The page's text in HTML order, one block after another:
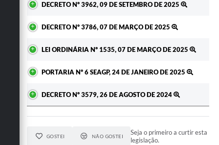
DECRETO Nº 3962, 09 DE SETEMBRO DE 2025
DECRETO Nº 3786, 07 DE MARÇO DE 2025
LEI ORDINÁRIA Nº 1535, 07 DE MARÇO DE 2025
PORTARIA Nº 6 SEAGP, 24 DE JANEIRO DE 2025
DECRETO Nº 3579, 26 DE AGOSTO DE 2024
GOSTEI NÃO GOSTEI
Seja o primeiro a curtir esta
legislação.